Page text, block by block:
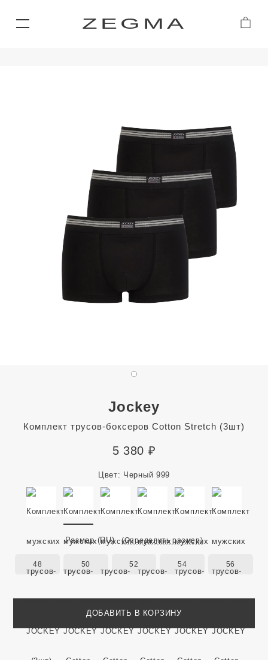
ZEGMA
Jockey
Комплект трусов-боксеров Cotton Stretch (3шт)
5 380 ₽
Цвет: Черный 999
Размер(RU) (Определить размер)
48 50 52 54 56
ДОБАВИТЬ В КОРЗИНУ